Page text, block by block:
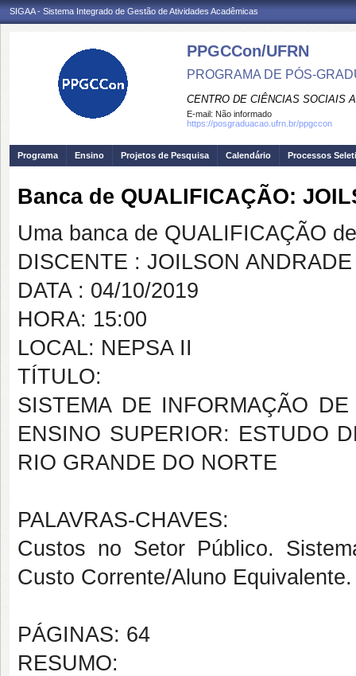
SIGAA - Sistema Integrado de Gestão de Atividades Acadêmicas
PPGCCon/UFRN
PROGRAMA DE PÓS-
CENTRO DE CIÊNCIAS SOCIAIS
E-mail: Não informado
https://posgraduacao.ufrn.br/ppgccon
Programa Ensino Projetos de Pesquisa Calendário Processos
Banca de QUALIFICAÇÃO:
Uma banca de QUALIFICAÇÃO
DISCENTE : JOILSON
DATA : 04/10/2019
HORA: 15:00
LOCAL: NEPSA II
TÍTULO:
SISTEMA DE INFORMAÇÃO
ENSINO SUPERIOR: ESTUDO
RIO GRANDE DO NORTE
PALAVRAS-CHAVES:
Custos no Setor Público.
Custo Corrente/Aluno
PÁGINAS: 64
RESUMO: